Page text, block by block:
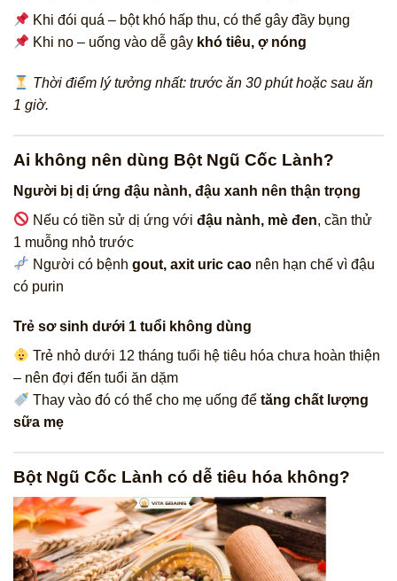
Khi đói quá – bột khó hấp thu, có thể gây đầy bụng
Khi no – uống vào dễ gây khó tiêu, ợ nóng
Thời điểm lý tưởng nhất: trước ăn 30 phút hoặc sau ăn
1 giờ.
Ai không nên dùng Bột Ngũ Cốc Lành?
Người bị dị ứng đậu nành, đậu xanh nên thận trọng
Nếu có tiền sử dị ứng vớiđậu nành, mè đen, cần thử
1 muỗng nhỏ trước
Người có bệnhgout, axit uric cao nên hạn chế vì đậu
có purin
Trẻ sơ sinh dưới 1 tuổi không dùng
Trẻ nhỏ dưới 12 tháng tuổi hệ tiêu hóa chưa hoàn thiện
– nên đợi đến tuổi ăn dặm
Thay vào đó có thể cho mẹ uống đểtăng chất lượng
sữa mẹ
Bột Ngũ Cốc Lành có dễ tiêu hóa không?